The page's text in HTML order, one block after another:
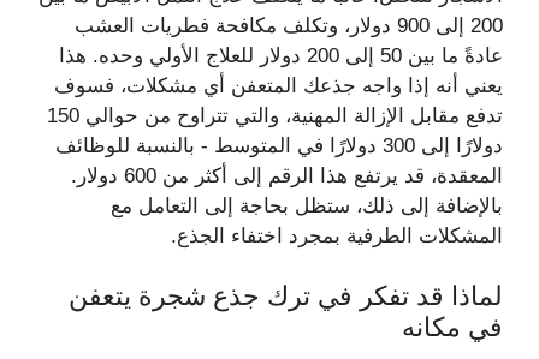
200 إلى 900 دولار، وتكلف مكافحة فطريات العشب
عادةً ما بين 50 إلى 200 دولار للعلاج الأولي وحده. هذا
يعني أنه إذا واجه جذعك المتعفن أي مشكلات، فسوف
تدفع مقابل الإزالة المهنية، والتي تتراوح من حوالي 150
دولارًا إلى 300 دولارًا في المتوسط ​​- بالنسبة للوظائف
المعقدة، قد يرتفع هذا الرقم إلى أكثر من 600 دولار.
بالإضافة إلى ذلك، ستظل بحاجة إلى التعامل مع
المشكلات الطرفية بمجرد اختفاء الجذع.
لماذا قد تفكر في ترك جذع شجرة يتعفن
في مكانه